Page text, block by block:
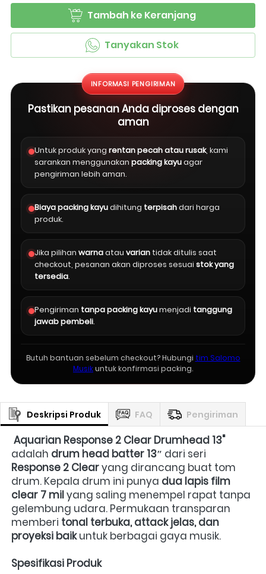
` Tambah ke Keranjang
` Tanyakan Stok
INFORMASI PENGIRIMAN
Pastikan pesanan Anda diproses dengan
aman
Untuk produk yang rentan pecah atau rusak, kami
sarankan menggunakan packing kayuagar
pengiriman lebih aman.
Biaya packing kayudihitung terpisahdari harga
produk.
Jika pilihan warnaatau varian tidak ditulis saat
checkout, pesanan akan diproses sesuai stok yang
tersedia.
Pengiriman tanpa packing kayumenjadi tanggung
jawab pembeli.
Butuh bantuan sebelum checkout? Hubungi tim Salomo
Musikuntuk konfirmasi packing.
Deskripsi Produk FAQ Pengiriman
Aquarian Response 2 Clear Drumhead 13"
adalah drum head batter 13″
Response 2 Clear yang dirancang buat tom
drum. Kepala drum ini punya dua lapis film
clear 7 mil yang saling menempel rapat tanpa
gelembung udara. Permukaan transparan
memberi tonal terbuka, attack jelas, dan
proyeksi baik untuk berbagai gaya musik.
Spesifikasi Produk